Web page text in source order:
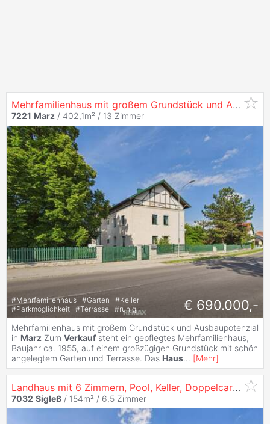
Mehrfamilienhaus mit großem Grundstück und Ausbaupotenzial
7221 Marz / 402,1m² / 13 Zimmer
#Mehrfamilienhaus #Garten #Keller
#Parkmöglichkeit #Terrasse #ruhig € 690.000,-
Mehrfamilienhaus mit großem Grundstück und Ausbaupotenzial
in Marz Zum Verkauf steht ein gepflegtes Mehrfamilienhaus,
Baujahr ca. 1955, auf einem großzügigen Grundstück mit schön
angelegtem Garten und Terrasse. Das Haus... [Mehr]
Landhaus mit 6 Zimmern, Pool, Keller, Doppelcarport und großer Sommerterrasse
7032 Sigleß / 154m² / 6,5 Zimmer